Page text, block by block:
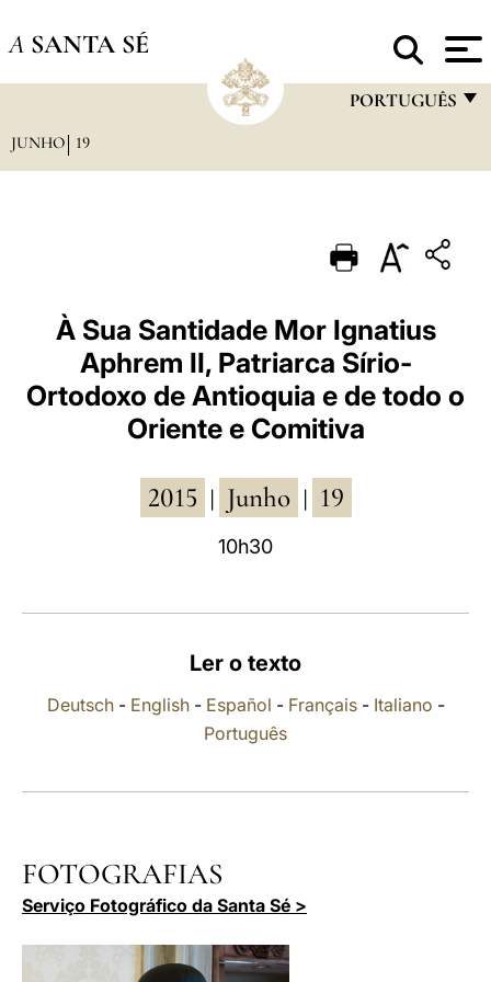
A SANTA SÉ
PORTUGUÊS
PORTUGUÊS
ESPAÑOL
DEUTSCH
POLSKI
العربيّة
中文
JUNHO 19
À Sua Santidade Mor Ignatius
Aphrem II, Patriarca Sírio-
Ortodoxo de Antioquia e de todo o
Oriente e Comitiva
2015 Junho 19
10h30
Ler o texto
Deutsch- English- Español - Français- Italiano -
Português
FOTOGRAFIAS
Serviço Fotográfico da Santa Sé >